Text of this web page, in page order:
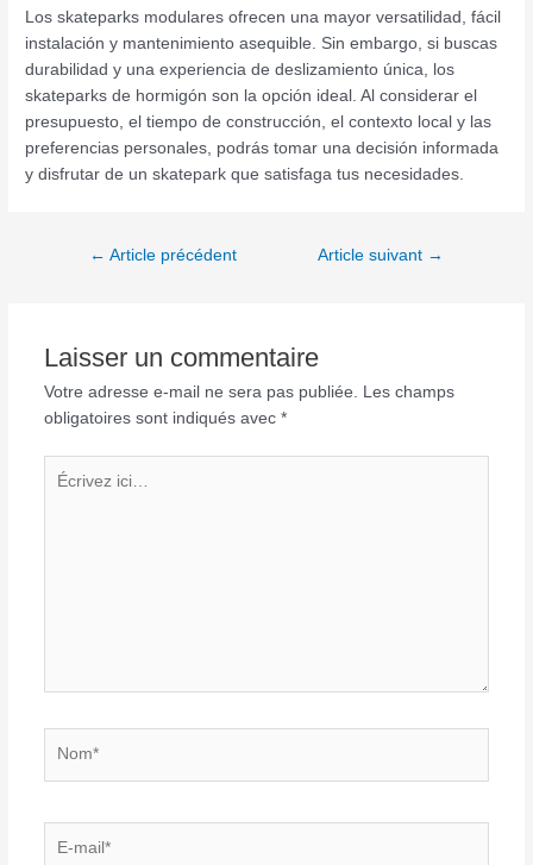
Los skateparks modulares ofrecen una mayor versatilidad, fácil
instalación y mantenimiento asequible. Sin embargo, si buscas
durabilidad y una experiencia de deslizamiento única, los
skateparks de hormigón son la opción ideal. Al considerar el
presupuesto, el tiempo de construcción, el contexto local y las
preferencias personales, podrás tomar una decisión informada
y disfrutar de un skatepark que satisfaga tus necesidades.
← Article précédent Article suivant →
Laisser un commentaire
Votre adresse e-mail ne sera pas publiée.
Les champs
obligatoires sont indiqués avec *
Écrivez
mail*